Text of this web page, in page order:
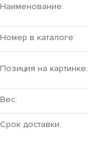
Наименование:
Номер в каталоге:
Позиция на картинке:
Вес:
Срок доставки: